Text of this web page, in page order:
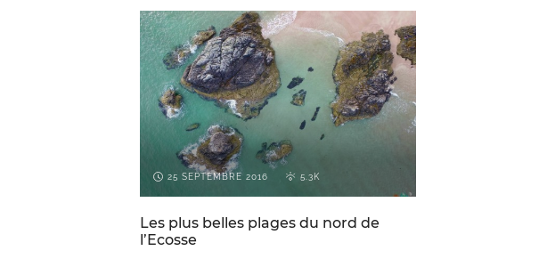
25 SEPTEMBRE 2016 5.3K
Les plus belles plages du nord de
l’Ecosse